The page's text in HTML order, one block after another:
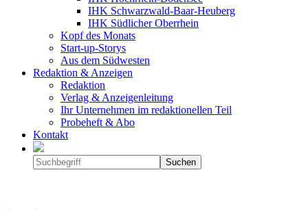
IHK Schwarzwald-Baar-Heuberg
IHK Südlicher Oberrhein
Kopf des Monats
Start-up-Storys
Aus dem Südwesten
Redaktion & Anzeigen
Redaktion
Verlag & Anzeigenleitung
Ihr Unternehmen im redaktionellen Teil
Probeheft & Abo
Kontakt